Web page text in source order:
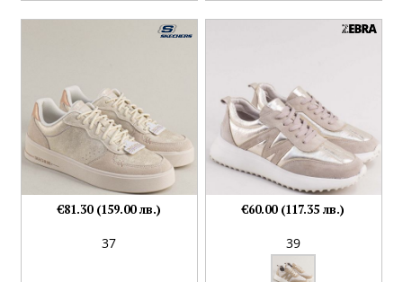
37
€81.30 (159.00 лв.)
39
€60.00 (117.35 лв.)